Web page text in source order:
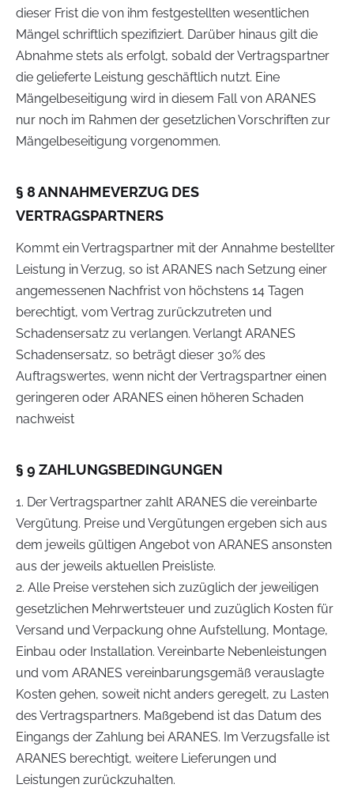
dieser Frist die von ihm festgestellten wesentlichen
Mängel schriftlich spezifiziert. Darüber hinaus gilt die
Abnahme stets als erfolgt, sobald der Vertragspartner
die gelieferte Leistung geschäftlich nutzt. Eine
Mängelbeseitigung wird in diesem Fall von ARANES
nur noch im Rahmen der gesetzlichen Vorschriften zur
Mängelbeseitigung vorgenommen.
§ 8 ANNAHMEVERZUG DES
VERTRAGSPARTNERS
Kommt ein Vertragspartner mit der Annahme bestellter
Leistung in Verzug, so ist ARANES nach Setzung einer
angemessenen Nachfrist von höchstens 14 Tagen
berechtigt, vom Vertrag zurückzutreten und
Schadensersatz zu verlangen. Verlangt ARANES
Schadensersatz, so beträgt dieser 30% des
Auftragswertes, wenn nicht der Vertragspartner einen
geringeren oder ARANES einen höheren Schaden
nachweist
§ 9 ZAHLUNGSBEDINGUNGEN
1. Der Vertragspartner zahlt ARANES die vereinbarte
Vergütung. Preise und Vergütungen ergeben sich aus
dem jeweils gültigen Angebot von ARANES ansonsten
aus der jeweils aktuellen Preisliste.
2. Alle Preise verstehen sich zuzüglich der jeweiligen
gesetzlichen Mehrwertsteuer und zuzüglich Kosten für
Versand und Verpackung ohne Aufstellung, Montage,
Einbau oder Installation. Vereinbarte Nebenleistungen
und vom ARANES vereinbarungsgemäß verauslagte
Kosten gehen, soweit nicht anders geregelt, zu Lasten
des Vertragspartners. Maßgebend ist das Datum des
Eingangs der Zahlung bei ARANES. Im Verzugsfalle ist
ARANES berechtigt, weitere Lieferungen und
Leistungen zurückzuhalten.